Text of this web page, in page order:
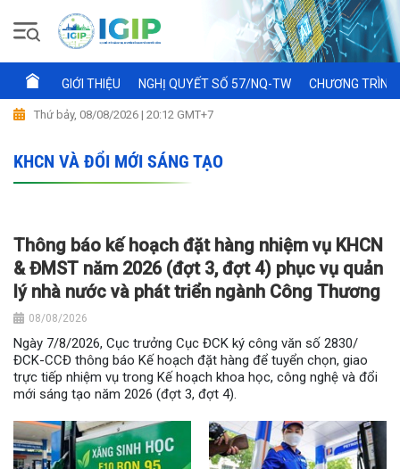
GIỚI THIỆU NGHỊ QUYẾT SỐ 57/NQ-TW CHƯƠNG
Thứ bảy, 08/08/2026 | 20:12 GMT+7
KHCN VÀ ĐỔI MỚI SÁNG TẠO
Thông báo kế hoạch đặt hàng nhiệm vụ KHCN
& ĐMST năm 2026 (đợt 3, đợt 4) phục vụ quản
lý nhà nước và phát triển ngành Công Thương
08/08/2026
Ngày 7/8/2026, Cục trưởng Cục ĐCK ký công văn số 2830/
ĐCK-CCĐ thông báo Kế hoạch đặt hàng để tuyển chọn, giao
trực tiếp nhiệm vụ trong Kế hoạch khoa học, công nghệ và đổi
mới sáng tạo năm 2026 (đợt 3, đợt 4).